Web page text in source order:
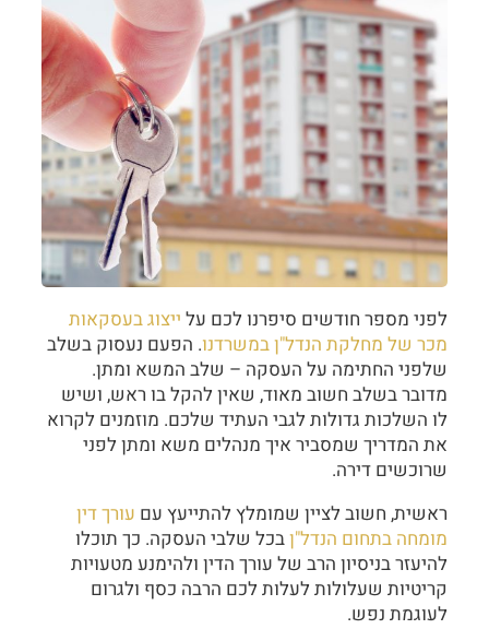
לפני מספר חודשים סיפרנו לכם על ייצוג בעסקאות
מכר של מחלקת הנדל"ן במשרדנו. הפעם נעסוק בשלב
שלפני החתימה על העסקה – שלב המשא ומתן.
מדובר בשלב חשוב מאוד, שאין להקל בו ראש, ושיש
לו השלכות גדולות לגבי העתיד שלכם. מוזמנים לקרוא
את המדריך שמסביר איך מנהלים משא ומתן לפני
שרוכשים דירה.
ראשית, חשוב לציין שמומלץ להתייעץ עם עורך דין
מומחה בתחום הנדל"ןבכל שלבי העסקה. כך תוכלו
להיעזר בניסיון הרב של עורך הדין ולהימנע מטעויות
קריטיות שעלולות לעלות לכם הרבה כסף ולגרום
לעוגמת נפש.